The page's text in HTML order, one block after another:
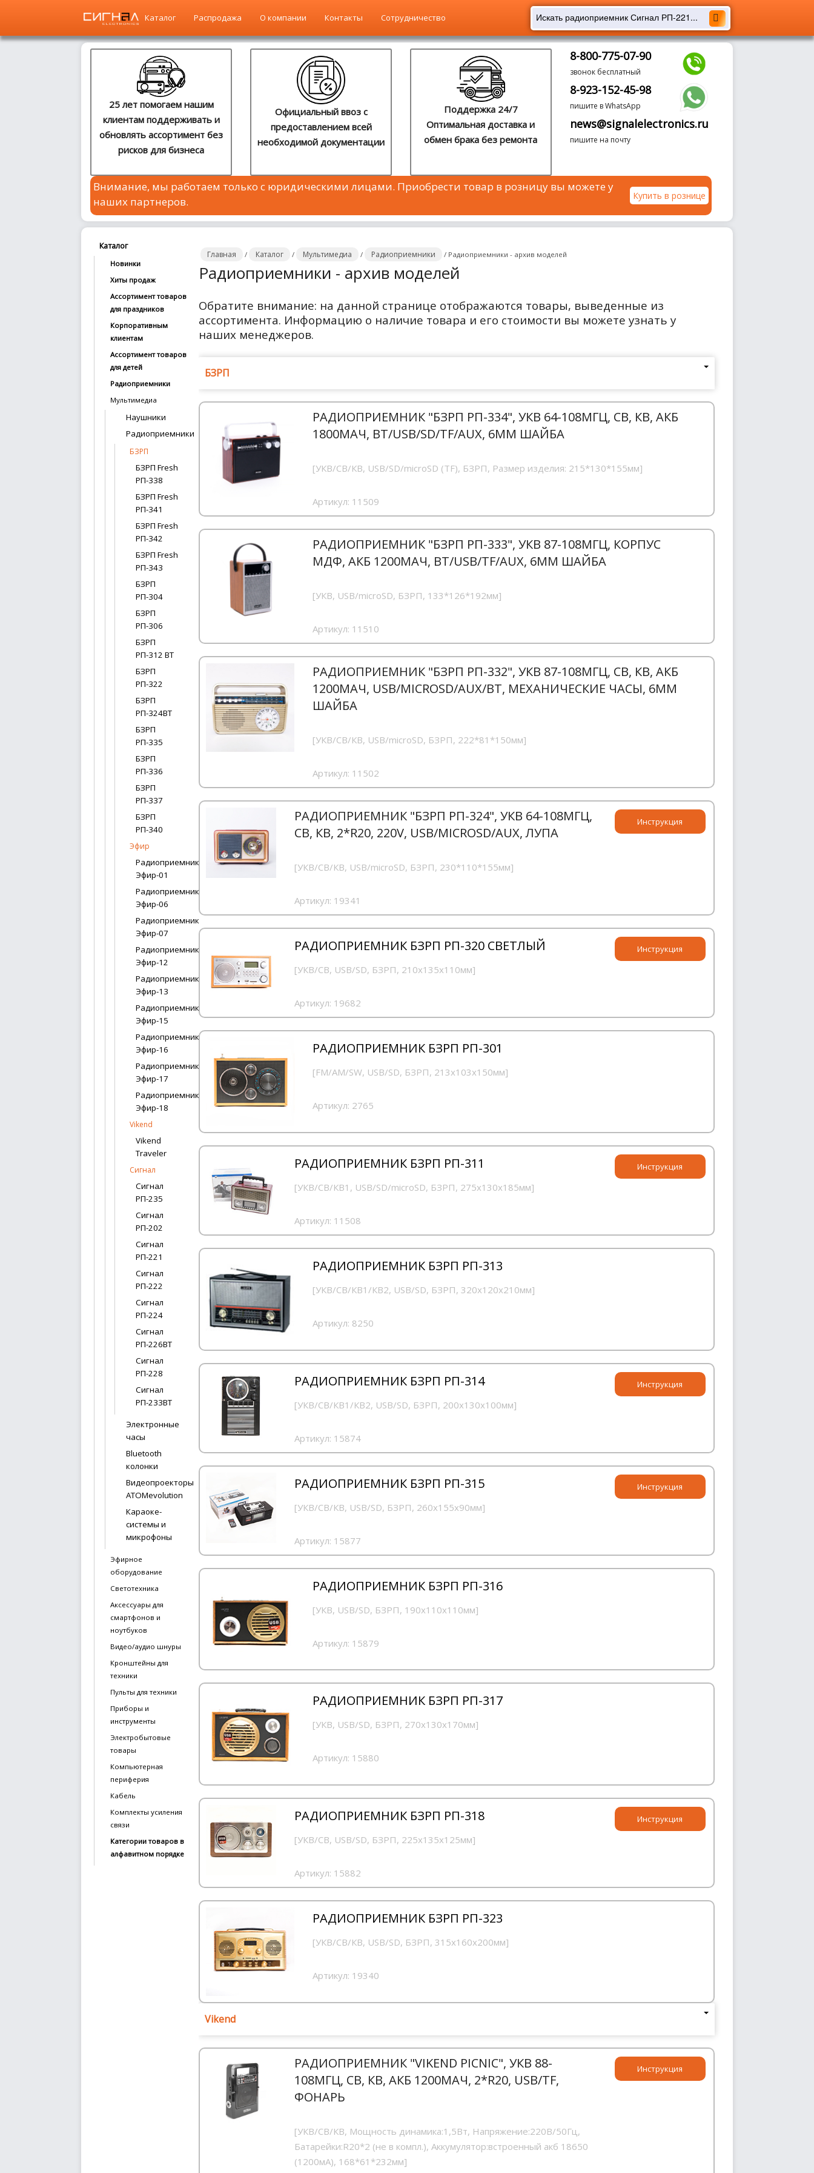
Сотрудничество
Каталог Распродажа О компании Контакты Сотрудничество
25 лет помогаем нашим
клиентам поддерживать и
обновлять ассортимент без
рисков для бизнеса
Официальный ввоз с
предоставлением всей
необходимой документации
Поддержка 24/7
Оптимальная доставка и
обмен брака без ремонта
8-800-775-07-90
звонок бесплатный
8-923-152-45-98
пишите в WhatsApp
news@signalelectronics.ru
пишите на почту
Внимание, мы работаем только с юридическими лицами. Приобрести товар в розницу вы можете у
наших партнеров.
Купить в рознице
Главная / Каталог / Мультимедиа / Радиоприемники / Радиоприемники - архив моделей
Радиоприемники - архив моделей
Обратите внимание: на данной странице отображаются товары, выведенные из
ассортимента. Информацию о наличие товара и его стоимости вы можете узнать у
наших менеджеров.
БЗРП
РАДИОПРИЕМНИК "БЗРП РП-334", УКВ 64-108МГЦ, СВ, КВ, АКБ
1800MAЧ, BT/USB/SD/TF/AUX, 6ММ ШАЙБА
[УКВ/СВ/КВ, USB/SD/microSD (TF), БЗРП, Размер изделия: 215*130*155мм]
Артикул: 11509
РАДИОПРИЕМНИК "БЗРП РП-333", УКВ 87-108МГЦ, КОРПУС
МДФ, АКБ 1200MAЧ, BT/USB/TF/AUX, 6ММ ШАЙБА
[УКВ, USB/microSD, БЗРП, 133*126*192мм]
Артикул: 11510
РАДИОПРИЕМНИК "БЗРП РП-332", УКВ 87-108МГЦ, СВ, КВ, АКБ
1200MAЧ, USB/MICROSD/AUX/BT, МЕХАНИЧЕСКИЕ ЧАСЫ, 6ММ
ШАЙБА
[УКВ/СВ/КВ, USB/microSD, БЗРП, 222*81*150мм]
Артикул: 11502
РАДИОПРИЕМНИК "БЗРП РП-324", УКВ 64-108МГЦ,
СВ, КВ, 2*R20, 220V, USB/MICROSD/AUX, ЛУПА
[УКВ/СВ/КВ, USB/microSD, БЗРП, 230*110*155мм]
Артикул: 19341
Инструкция
РАДИОПРИЕМНИК БЗРП РП-320 СВЕТЛЫЙ
[УКВ/СВ, USB/SD, БЗРП, 210x135x110мм]
Артикул: 19682
Инструкция
РАДИОПРИЕМНИК БЗРП РП-301
[FM/AM/SW, USB/SD, БЗРП, 213х103х150мм]
Артикул: 2765
РАДИОПРИЕМНИК БЗРП РП-311
[УКВ/СВ/КВ1, USB/SD/microSD, БЗРП, 275х130х185мм]
Артикул: 11508
Инструкция
РАДИОПРИЕМНИК БЗРП РП-313
[УКВ/СВ/КВ1/КВ2, USB/SD, БЗРП, 320х120х210мм]
Артикул: 8250
РАДИОПРИЕМНИК БЗРП РП-314
[УКВ/СВ/КВ1/КВ2, USB/SD, БЗРП, 200x130x100мм]
Артикул: 15874
Инструкция
РАДИОПРИЕМНИК БЗРП РП-315
[УКВ/СВ/КВ, USB/SD, БЗРП, 260х155х90мм]
Артикул: 15877
Инструкция
РАДИОПРИЕМНИК БЗРП РП-316
[УКВ, USB/SD, БЗРП, 190х110х110мм]
Артикул: 15879
РАДИОПРИЕМНИК БЗРП РП-317
[УКВ, USB/SD, БЗРП, 270х130х170мм]
Артикул: 15880
РАДИОПРИЕМНИК БЗРП РП-318
[УКВ/СВ, USB/SD, БЗРП, 225х135х125мм]
Артикул: 15882
Инструкция
РАДИОПРИЕМНИК БЗРП РП-323
[УКВ/СВ/КВ, USB/SD, БЗРП, 315х160х200мм]
Артикул: 19340
Vikend
РАДИОПРИЕМНИК "VIKEND PICNIC", УКВ 88-
108МГЦ, СВ, КВ, АКБ 1200МAЧ, 2*R20, USB/TF,
ФОНАРЬ
[УКВ/СВ/КВ, Мощность динамика:1,5Вт, Напряжение:220В/50Гц,
Батарейки:R20*2 (не в компл.), Аккумулятор:встроенный акб 18650
(1200мА), 168*61*232мм]
Инструкция
Каталог
Новинки
Хиты продаж
Ассортимент товаров
для праздников
Корпоративным
клиентам
Ассортимент товаров
для детей
Радиоприемники
Мультимедиа
Наушники
Радиоприемники
БЗРП
БЗРП Fresh
РП-338
БЗРП Fresh
РП-341
БЗРП Fresh
РП-342
БЗРП Fresh
РП-343
БЗРП
РП-304
БЗРП
РП-306
БЗРП
РП-312 BT
БЗРП
РП-322
БЗРП
РП-324BT
БЗРП
РП-335
БЗРП
РП-336
БЗРП
РП-337
БЗРП
РП-340
Эфир
Радиоприемник
Эфир-01
Радиоприемник
Эфир-06
Радиоприемник
Эфир-07
Радиоприемник
Эфир-12
Радиоприемник
Эфир-13
Радиоприемник
Эфир-15
Радиоприемник
Эфир-16
Радиоприемник
Эфир-17
Радиоприемник
Эфир-18
Vikend
Vikend
Traveler
Сигнал
Сигнал
РП-235
Сигнал
РП-202
Сигнал
РП-221
Сигнал
РП-222
Сигнал
РП-224
Сигнал
РП-226ВТ
Сигнал
РП-228
Сигнал
РП-233ВТ
Электронные
часы
Bluetooth
колонки
Видеопроекторы
ATOMevolution
Караоке-
системы и
микрофоны
Эфирное
оборудование
Светотехника
Аксессуары для
смартфонов и
ноутбуков
Видео/аудио шнуры
Кронштейны для
техники
Пульты для техники
Приборы и
инструменты
Электробытовые
товары
Компьютерная
периферия
Кабель
Комплекты усиления
связи
Категории товаров в
алфавитном порядке